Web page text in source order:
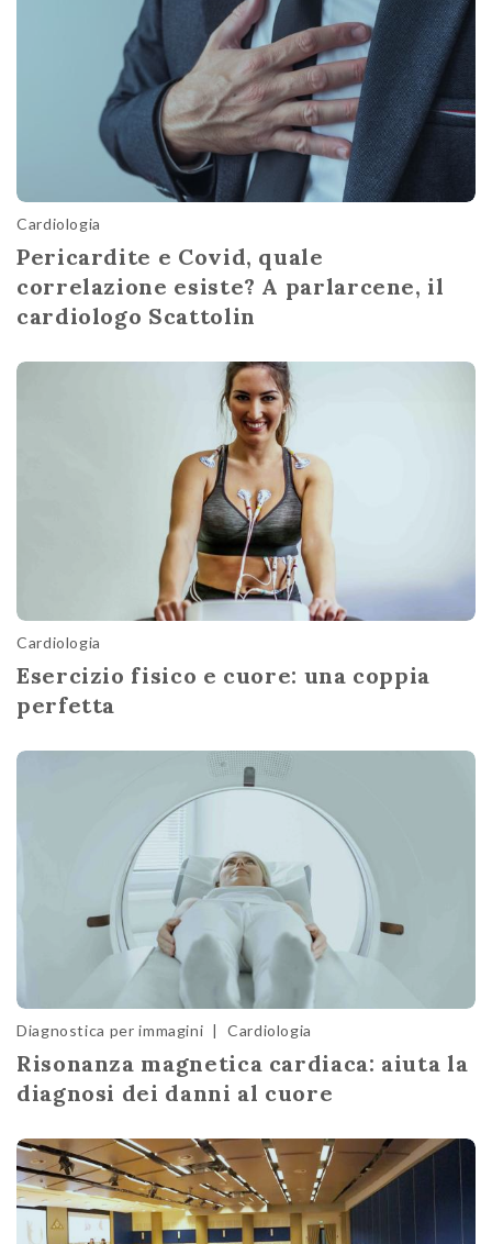
Cardiologia
Pericardite e Covid, quale
correlazione esiste? A parlarcene, il
cardiologo Scattolin
Cardiologia
Esercizio fisico e cuore: una coppia
perfetta
Diagnostica per immagini | Cardiologia
Risonanza magnetica cardiaca: aiuta la
diagnosi dei danni al cuore